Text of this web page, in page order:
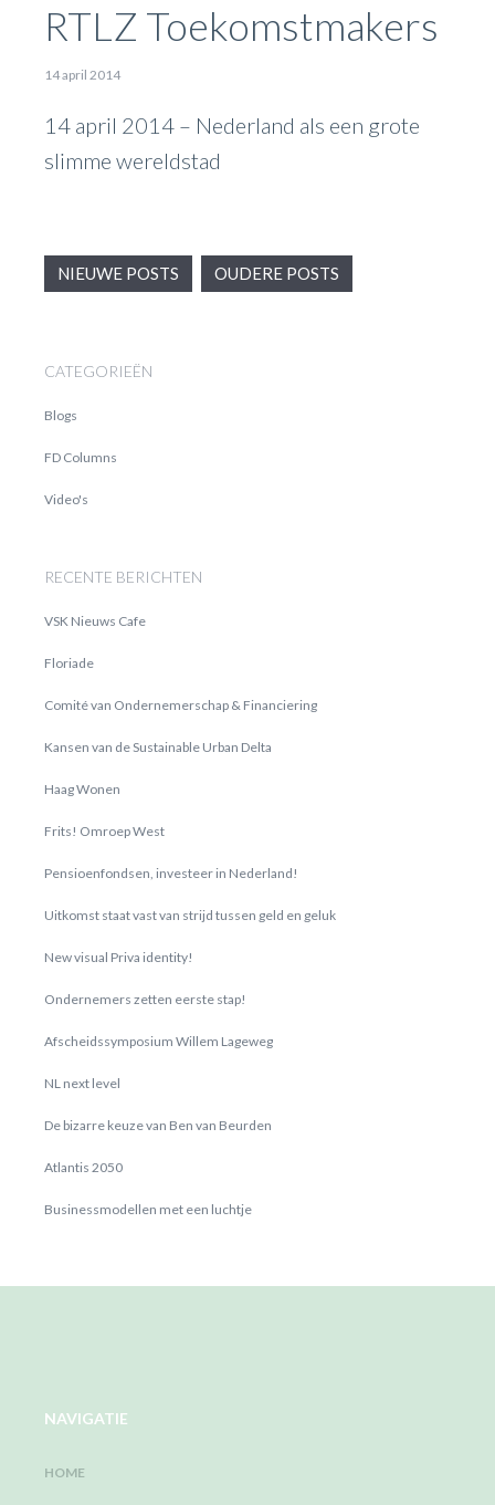
RTLZ Toekomstmakers
14 april 2014
14 april 2014 – Nederland als een grote
slimme wereldstad
NIEUWE POSTS OUDERE POSTS
CATEGORIEËN
Blogs
FD Columns
Video's
RECENTE BERICHTEN
VSK Nieuws Cafe
Floriade
Comité van Ondernemerschap & Financiering
Kansen van de Sustainable Urban Delta
Haag Wonen
Frits! Omroep West
Pensioenfondsen, investeer in Nederland!
Uitkomst staat vast van strijd tussen geld en geluk
New visual Priva identity!
Ondernemers zetten eerste stap!
Afscheidssymposium Willem Lageweg
NL next level
De bizarre keuze van Ben van Beurden
Atlantis 2050
Businessmodellen met een luchtje
NAVIGATIE
HOME